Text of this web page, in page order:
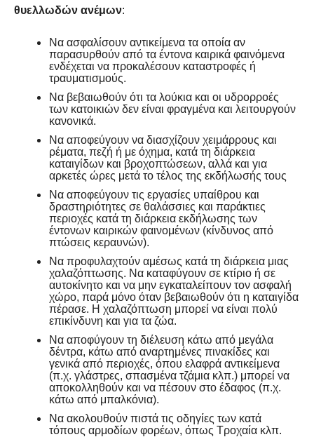
θυελλωδών ανέμων:
Να ασφαλίσουν αντικείμενα τα οποία αν
παρασυρθούν από τα έντονα καιρικά φαινόμενα
ενδέχεται να προκαλέσουν καταστροφές ή
τραυματισμούς.
Να βεβαιωθούν ότι τα λούκια και οι υδρορροές
των κατοικιών δεν είναι φραγμένα και λειτουργούν
κανονικά.
Να αποφεύγουν να διασχίζουν χειμάρρους και
ρέματα, πεζή ή με όχημα, κατά τη διάρκεια
καταιγίδων και βροχοπτώσεων, αλλά και για
αρκετές ώρες μετά το τέλος της εκδήλωσής τους
Να αποφεύγουν τις εργασίες υπαίθρου και
δραστηριότητες σε θαλάσσιες και παράκτιες
περιοχές κατά τη διάρκεια εκδήλωσης των
έντονων καιρικών φαινομένων (κίνδυνος από
πτώσεις κεραυνών).
Να προφυλαχτούν αμέσως κατά τη διάρκεια μιας
χαλαζόπτωσης. Να καταφύγουν σε κτίριο ή σε
αυτοκίνητο και να μην εγκαταλείπουν τον ασφαλή
χώρο, παρά μόνο όταν βεβαιωθούν ότι η καταιγίδα
πέρασε. Η χαλαζόπτωση μπορεί να είναι πολύ
επικίνδυνη και για τα ζώα.
Να αποφύγουν τη διέλευση κάτω από μεγάλα
δέντρα, κάτω από αναρτημένες πινακίδες και
γενικά από περιοχές, όπου ελαφρά αντικείμενα
(π.χ. γλάστρες, σπασμένα τζάμια κλπ.) μπορεί να
αποκολληθούν και να πέσουν στο έδαφος (π.χ.
κάτω από μπαλκόνια).
Να ακολουθούν πιστά τις οδηγίες των κατά
τόπους αρμοδίων φορέων, όπως Τροχαία κλπ.